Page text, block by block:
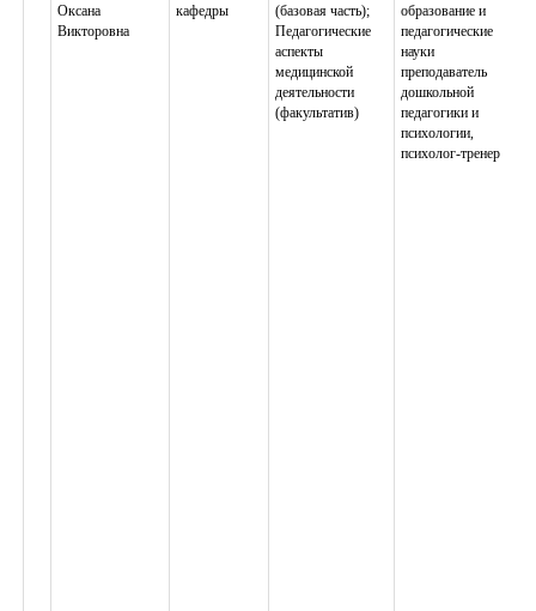
Оксана
Викторовна
кафедры
(базовая часть);
Педагогические
аспекты
медицинской
деятельности
(факультатив)
образование и
педагогические
науки
преподаватель
дошкольной
педагогики и
психологии,
психолог-тренер